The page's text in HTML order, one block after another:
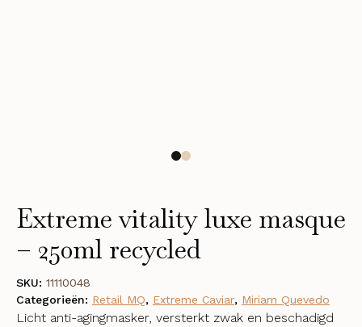
Extreme vitality luxe masque
– 250ml recycled
Licht anti-agingmasker, versterkt zwak en beschadigd
SKU: 11110048
Categorieën: Retail MQ, Extreme Caviar, Miriam Quevedo